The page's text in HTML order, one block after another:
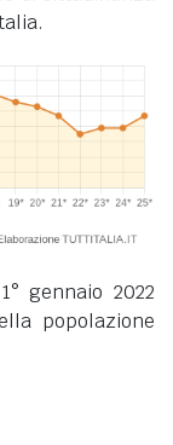
gennaio 2022
popolazione